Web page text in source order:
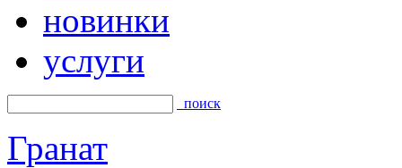
новинки
услуги
поиск
Гранат